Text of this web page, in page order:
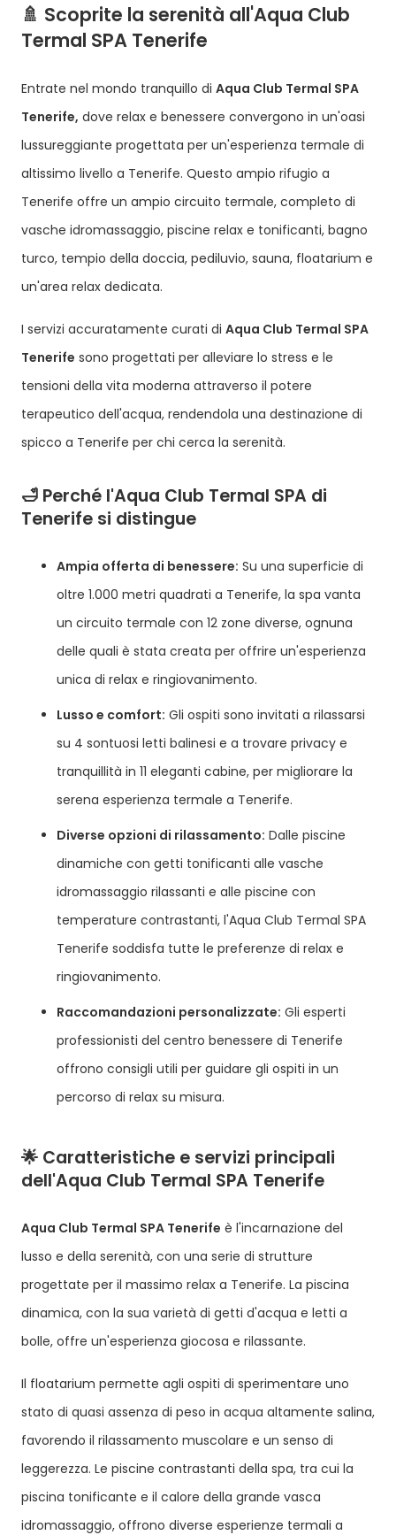
🚿 Scoprite la serenità all'Aqua Club
Termal SPA Tenerife
Entrate nel mondo tranquillo di Aqua Club Termal SPA
Tenerife, dove relax e benessere convergono in un'oasi
lussureggiante progettata per un'esperienza termale di
altissimo livello a Tenerife. Questo ampio rifugio a
Tenerife offre un ampio circuito termale, completo di
vasche idromassaggio, piscine relax e tonificanti, bagno
turco, tempio della doccia, pediluvio, sauna, floatarium e
un'area relax dedicata.
I servizi accuratamente curati di Aqua Club Termal SPA
Tenerife sono progettati per alleviare lo stress e le
tensioni della vita moderna attraverso il potere
terapeutico dell'acqua, rendendola una destinazione di
spicco a Tenerife per chi cerca la serenità.
🛁 Perché l'Aqua Club Termal SPA di
Tenerife si distingue
Ampia offerta di benessere: Su una superficie di
oltre 1.000 metri quadrati a Tenerife, la spa vanta
un circuito termale con 12 zone diverse, ognuna
delle quali è stata creata per offrire un'esperienza
unica di relax e ringiovanimento.
Lusso e comfort: Gli ospiti sono invitati a rilassarsi
su 4 sontuosi letti balinesi e a trovare privacy e
tranquillità in 11 eleganti cabine, per migliorare la
serena esperienza termale a Tenerife.
Diverse opzioni di rilassamento: Dalle piscine
dinamiche con getti tonificanti alle vasche
idromassaggio rilassanti e alle piscine con
temperature contrastanti, l'Aqua Club Termal SPA
Tenerife soddisfa tutte le preferenze di relax e
ringiovanimento.
Raccomandazioni personalizzate: Gli esperti
professionisti del centro benessere di Tenerife
offrono consigli utili per guidare gli ospiti in un
percorso di relax su misura.
🌟 Caratteristiche e servizi principali
dell'Aqua Club Termal SPA Tenerife
Aqua Club Termal SPA Tenerife è l'incarnazione del
lusso e della serenità, con una serie di strutture
progettate per il massimo relax a Tenerife. La piscina
dinamica, con la sua varietà di getti d'acqua e letti a
bolle, offre un'esperienza giocosa e rilassante.
Il floatarium permette agli ospiti di sperimentare uno
stato di quasi assenza di peso in acqua altamente salina,
favorendo il rilassamento muscolare e un senso di
leggerezza. Le piscine contrastanti della spa, tra cui la
piscina tonificante e il calore della grande vasca
idromassaggio, offrono diverse esperienze termali a